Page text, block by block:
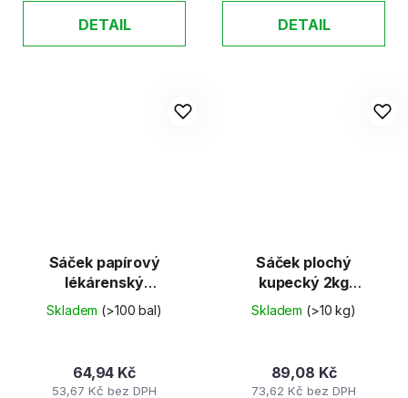
DETAIL DETAIL
Sáček papírový
lékárenský
130x190mm
100ks/balení
Skladem (>100 bal)
53,67 Kč bez DPH
64,94 Kč
Sáček plochý
kupecký 2kg
200x360mm /SED/
Skladem (>10 kg)
73,62 Kč bez DPH
89,08 Kč